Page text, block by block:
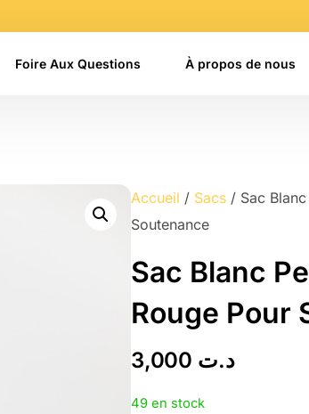
Foire Aux Questions À propos de nous
Accueil / Sacs/ Sac Blanc
Soutenance
Sac Blanc
Rouge Pour
د.ت
49 en stock